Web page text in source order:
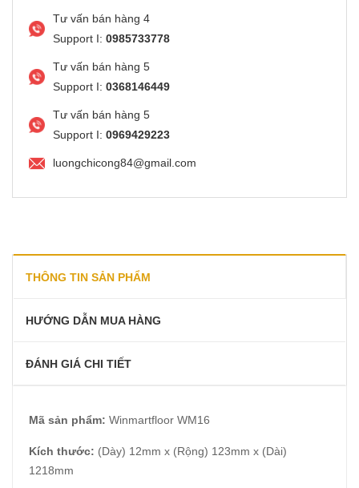
Tư vấn bán hàng 4
Support I: 0985733778
Tư vấn bán hàng 5
Support I: 0368146449
Tư vấn bán hàng 5
Support I: 0969429223
luongchicong84@gmail.com
THÔNG TIN SẢN PHẨM
HƯỚNG DẪN MUA HÀNG
ĐÁNH GIÁ CHI TIẾT
Mã sản phẩm: Winmartfloor WM16
Kích thước: (Dày) 12mm x (Rộng) 123mm x (Dài)
1218mm